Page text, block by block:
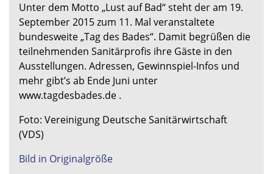
Unter dem Motto „Lust auf Bad“ steht der am 19.
September 2015 zum 11. Mal veranstaltete
bundesweite „Tag des Bades“. Damit begrüßen die
teilnehmenden Sanitärprofis ihre Gäste in den
Ausstellungen. Adressen, Gewinnspiel-Infos und
mehr gibt’s ab Ende Juni unter
www.tagdesbades.de .
Foto: Vereinigung Deutsche Sanitärwirtschaft
(VDS)
Bild in Originalgröße